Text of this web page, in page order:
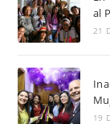
al
21
19